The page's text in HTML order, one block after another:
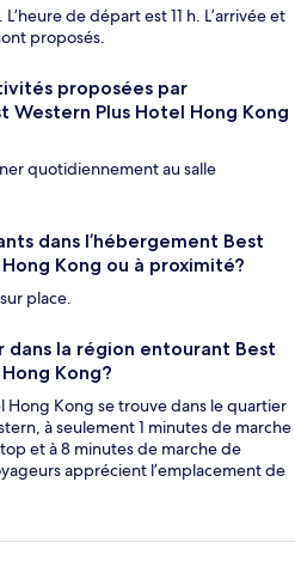
de départ est 11 h. L’arrivée et
proposés.
proposées par
Western Plus Hotel Hong Kong
quotidiennement au salle
dans l’hébergement Best
Kong ou à proximité?
place.
la région entourant Best
Kong?
Hong Kong se trouve dans le quartier
à seulement 1 minutes de marche
et à 8 minutes de marche de
apprécient l’emplacement de